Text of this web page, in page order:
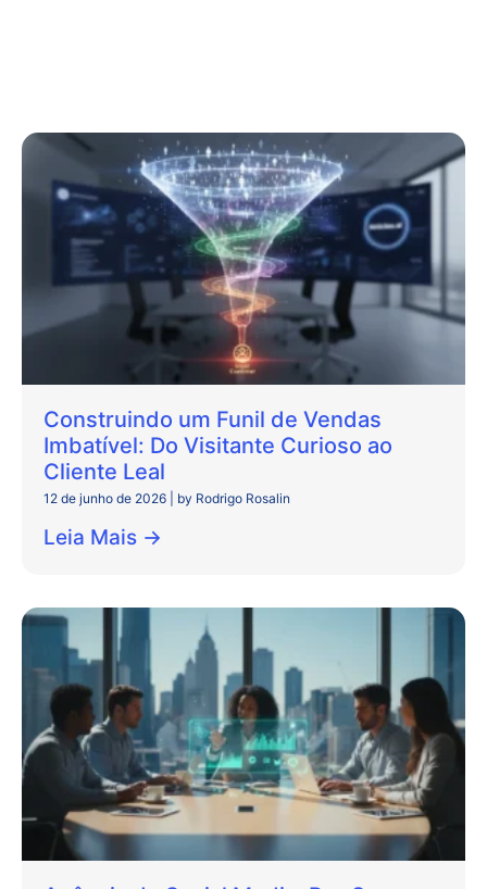
Construindo um Funil de Vendas
Imbatível: Do Visitante Curioso ao
Cliente Leal
12 de junho de 2026 by Rodrigo Rosalin
Leia Mais →